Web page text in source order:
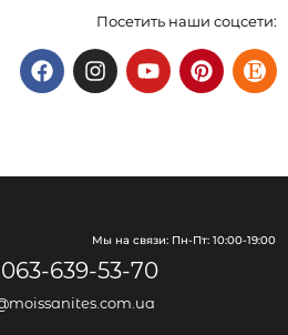
Посетить наши соцсети:
Мы на связи: Пн-Пт: 10:00-19:00
639-53-70